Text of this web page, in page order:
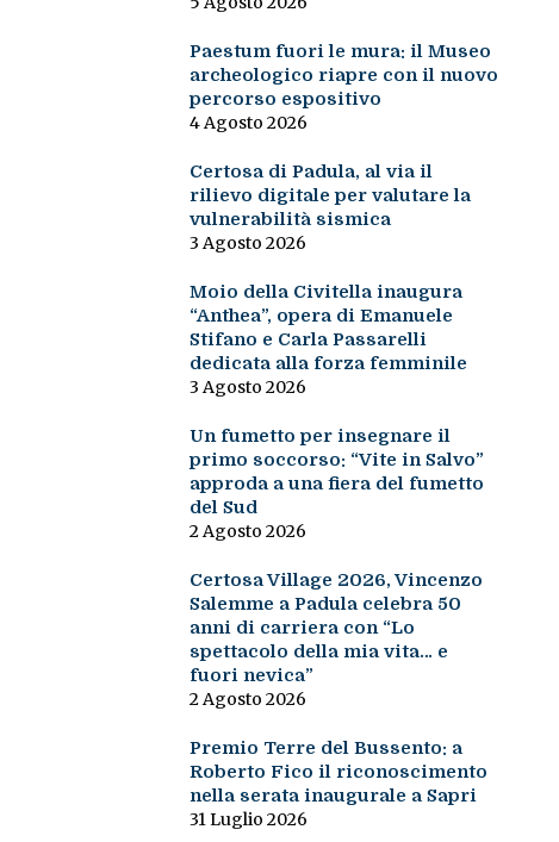
Paestum fuori le mura: il Museo
archeologico riapre con il nuovo
percorso espositivo
4 Agosto 2026
Certosa di Padula, al via il
rilievo digitale per valutare la
vulnerabilità sismica
3 Agosto 2026
Moio della Civitella inaugura
“Anthea”, opera di Emanuele
Stifano e Carla Passarelli
dedicata alla forza femminile
3 Agosto 2026
Un fumetto per insegnare il
primo soccorso: “Vite in Salvo”
approda a una fiera del fumetto
del Sud
2 Agosto 2026
Certosa Village 2026, Vincenzo
Salemme a Padula celebra 50
anni di carriera con “Lo
spettacolo della mia vita… e
fuori nevica”
2 Agosto 2026
Premio Terre del Bussento: a
Roberto Fico il riconoscimento
nella serata inaugurale a Sapri
31 Luglio 2026